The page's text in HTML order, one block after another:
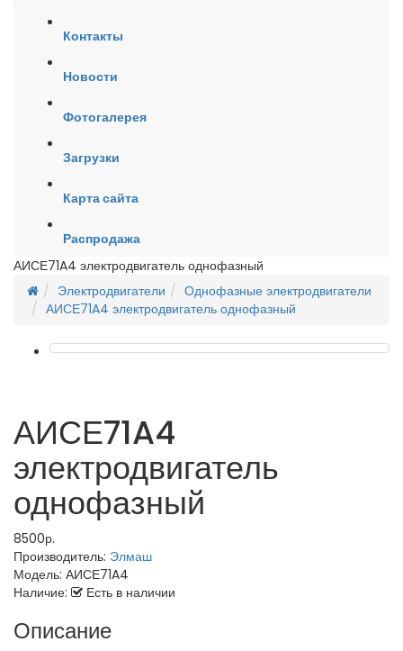
Контакты
Новости
Фотогалерея
Загрузки
Карта сайта
Распродажа
АИСЕ71A4 электродвигатель однофазный
Электродвигатели
Однофазные электродвигатели
АИСЕ71A4 электродвигатель однофазный
АИСЕ71A4
электродвигатель
однофазный
8500р.
Производитель: Элмаш
Модель: АИСЕ71A4
Наличие:
Есть в наличии
Описание